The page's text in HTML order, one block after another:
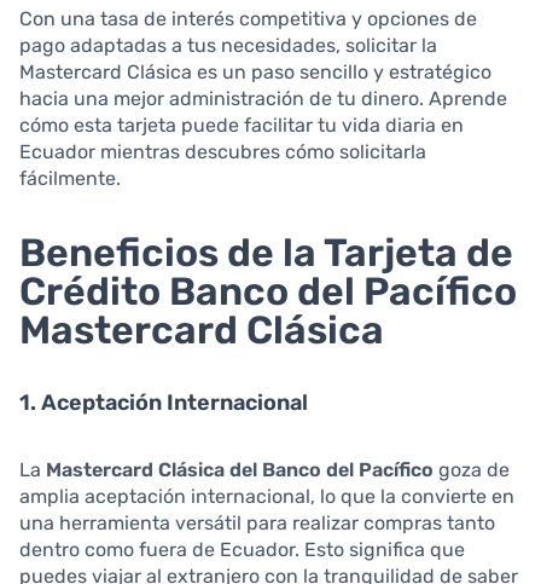
Con una tasa de interés competitiva y opciones de
pago adaptadas a tus necesidades, solicitar la
Mastercard Clásica es un paso sencillo y estratégico
hacia una mejor administración de tu dinero. Aprende
cómo esta tarjeta puede facilitar tu vida diaria en
Ecuador mientras descubres cómo solicitarla
fácilmente.
Beneficios de la Tarjeta de
Crédito Banco del Pacífico
Mastercard Clásica
1. Aceptación Internacional
La Mastercard Clásica del Banco del Pacífico goza de
amplia aceptación internacional, lo que la convierte en
una herramienta versátil para realizar compras tanto
dentro como fuera de Ecuador. Esto significa que
puedes viajar al extranjero con la tranquilidad de saber